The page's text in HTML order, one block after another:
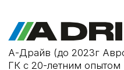
А-Драйв (до 2023г АврораАвто) —